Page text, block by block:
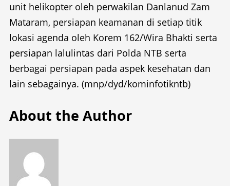
unit helikopter oleh perwakilan Danlanud Zam
Mataram, persiapan keamanan di setiap titik
lokasi agenda oleh Korem 162/Wira Bhakti serta
persiapan lalulintas dari Polda NTB serta
berbagai persiapan pada aspek kesehatan dan
lain sebagainya. (mnp/dyd/kominfotikntb)
About the Author